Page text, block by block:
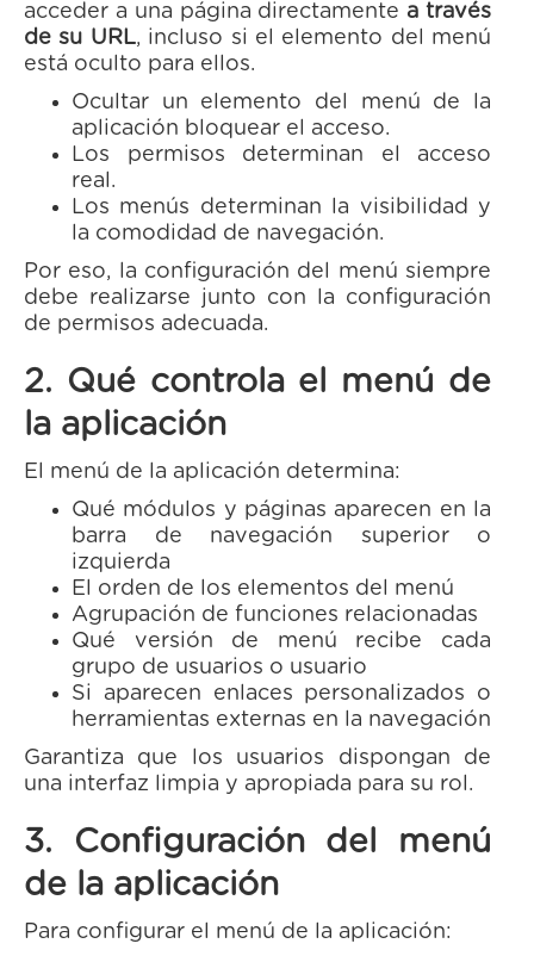
acceder a una página directamente a través
de su URL, incluso si el elemento del menú
está oculto para ellos.
Ocultar un elemento del menú de la
aplicación bloquear el acceso.
Los permisos determinan el acceso
real.
Los menús determinan la visibilidad y
la comodidad de navegación.
Por eso, la configuración del menú siempre
debe realizarse junto con la configuración
de permisos adecuada.
2. Qué controla el menú de
la aplicación
El menú de la aplicación determina:
Qué módulos y páginas aparecen en la
barra de navegación superior o
izquierda
El orden de los elementos del menú
Agrupación de funciones relacionadas
Qué versión de menú recibe cada
grupo de usuarios o usuario
Si aparecen enlaces personalizados o
herramientas externas en la navegación
Garantiza que los usuarios dispongan de
una interfaz limpia y apropiada para su rol.
3. Configuración del menú
de la aplicación
Para configurar el menú de la aplicación: